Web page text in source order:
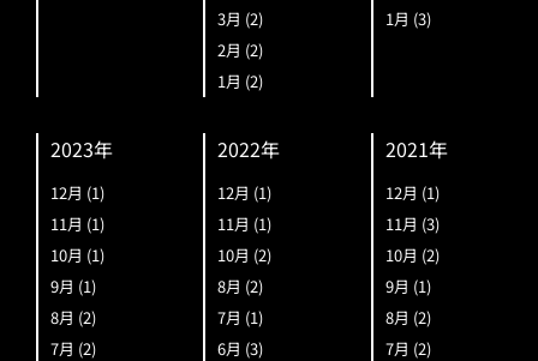
3月 (2)
2月 (2)
1月 (2)
1月 (3)
2023年
12月 (1)
11月 (1)
10月 (1)
9月 (1)
8月 (2)
7月 (2)
2022年
12月 (1)
11月 (1)
10月 (2)
8月 (2)
7月 (1)
6月 (3)
2021年
12月 (1)
11月 (3)
10月 (2)
9月 (1)
8月 (2)
7月 (2)